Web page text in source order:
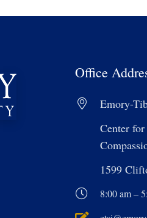
Office
Emory-
Center
1599
8:00 am –